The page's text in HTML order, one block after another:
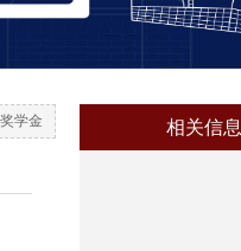
学金 相关信息